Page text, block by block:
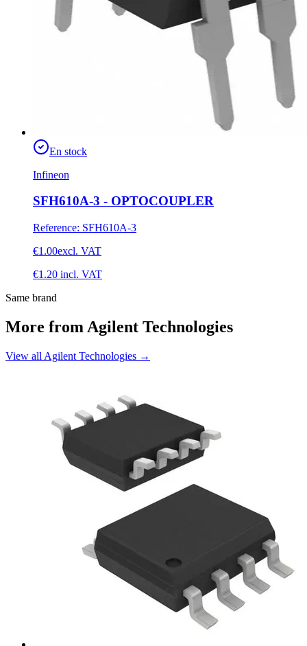
En stock
Infineon
SFH610A-3 - OPTOCOUPLER
Reference: SFH610A-3
€1.00excl. VAT
€1.20 incl. VAT
Same brand
More from Agilent Technologies
View all Agilent Technologies →